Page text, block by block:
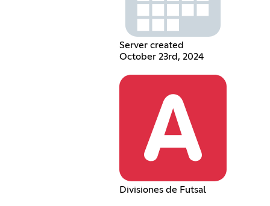
Server created
October 23rd, 2024
Divisiones de Futsal